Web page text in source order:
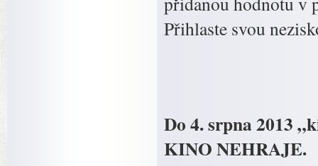
Přihlaste svou
Do 4. srpna 2013
KINO NEHRAJE.